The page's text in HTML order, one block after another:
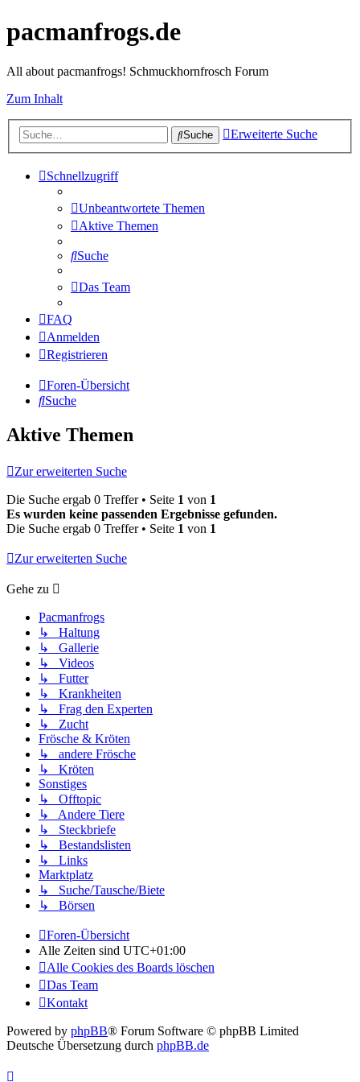
pacmanfrogs.de
All about pacmanfrogs! Schmuckhornfrosch Forum
Zum Inhalt
Suche Erweiterte Suche
Schnellzugriff
Unbeantwortete Themen
Aktive Themen
Suche
Das Team
FAQ
Anmelden
Registrieren
Foren-Übersicht
Suche
Aktive Themen
Zur erweiterten Suche
Die Suche ergab 0 Treffer • Seite 1 von 1
Es wurden keine passenden Ergebnisse gefunden.
Die Suche ergab 0 Treffer • Seite 1 von 1
Zur erweiterten Suche
Gehe zu
Pacmanfrogs
↳ Haltung
↳ Gallerie
↳ Videos
↳ Futter
↳ Krankheiten
↳ Frag den Experten
↳ Zucht
Frösche & Kröten
↳ andere Frösche
↳ Kröten
Sonstiges
↳ Offtopic
↳ Andere Tiere
↳ Steckbriefe
↳ Bestandslisten
↳ Links
Marktplatz
↳ Suche/Tausche/Biete
↳ Börsen
Foren-Übersicht
Alle Zeiten sind UTC+01:00
Alle Cookies des Boards löschen
Das Team
Kontakt
Powered by phpBB® Forum Software © phpBB Limited
Deutsche Übersetzung durch phpBB.de